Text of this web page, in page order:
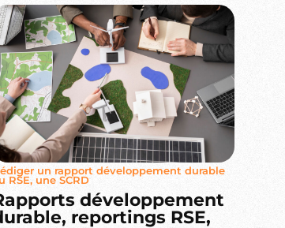
un rapport développement durable
RSE, une SCRD
développement
reportings RSE,